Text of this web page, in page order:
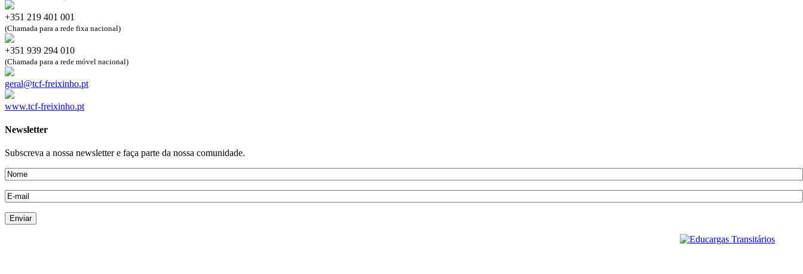
+351 219 401 001
(Chamada para a rede fixa nacional)
+351 939 294 010
(Chamada para a rede móvel nacional)
geral@tcf-freixinho.pt
www.tcf-freixinho.pt
Newsletter
Subscreva a nossa newsletter e faça parte da nossa comunidade.